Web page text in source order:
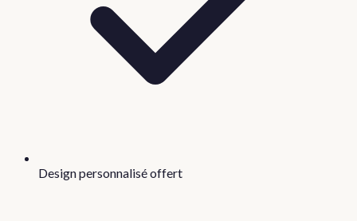
Design personnalisé offert